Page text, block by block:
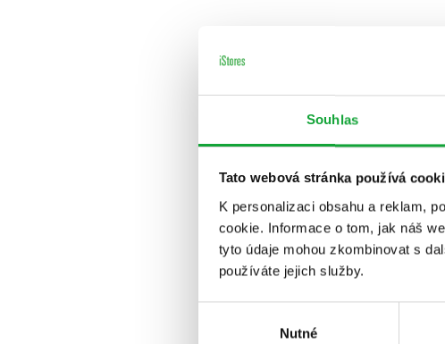
Souhlas
Tato webová stránka používá
K personalizaci obsahu a reklam,
cookie. Informace o tom, jak náš
tyto údaje mohou zkombinovat s
používáte jejich služby.
Nutné